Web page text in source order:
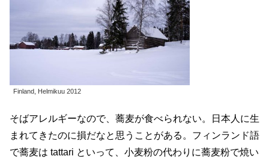
Finland, Helmikuu 2012
そばアレルギーなので、蕎麦が食べられない。日本人に生
まれてきたのに損だなと思うことがある。フィンランド語
で蕎麦は tattari といって、小麦粉の代わりに蕎麦粉で焼い